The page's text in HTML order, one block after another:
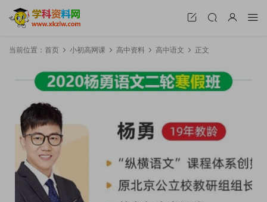
当前位置： 首页 小初高网课 高中资料 高中语文 正文